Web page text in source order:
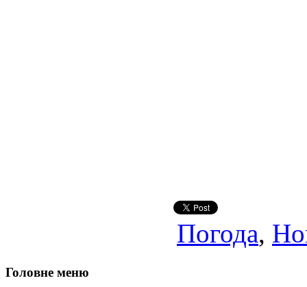
Погода,
Головне меню